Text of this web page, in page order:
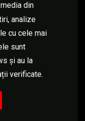
din
analize
cu cele mai
sunt
și au la
verificate.